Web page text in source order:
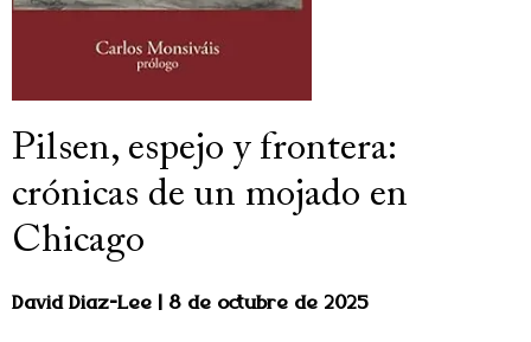
Pilsen, espejo y frontera:
crónicas de un mojado en
Chicago
David Diaz-Lee 8 de octubre de 2025